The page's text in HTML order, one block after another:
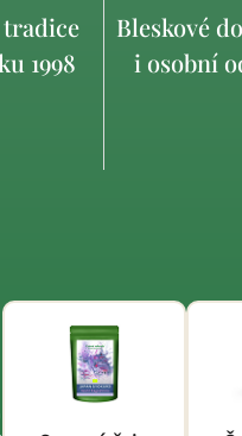
1998
Bleskové
i osobní